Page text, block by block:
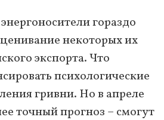
гораздо
некоторых их
экспорта. Что
психологические
гривни. Но в апреле
точный прогноз – смогут